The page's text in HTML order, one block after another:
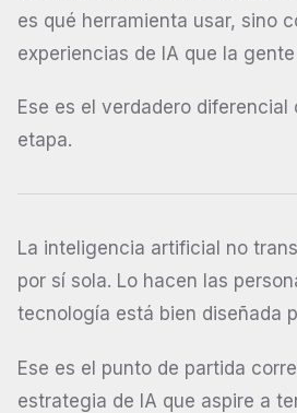
es qué herramienta usar, sino
experiencias de IA que la
Ese es el verdadero
etapa.
La inteligencia artificial no
por sí sola. Lo hacen las
tecnología está bien diseñada
Ese es el punto de partida
estrategia de IA que aspire a